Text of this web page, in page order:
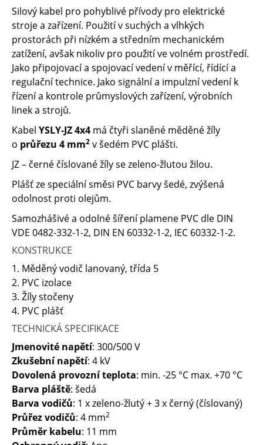
Silový kabel pro pohyblivé přívody pro elektrické
stroje a zařízení. Použití v suchých a vlhkých
prostorách při nízkém a středním mechanickém
zatížení, avšak nikoliv pro použití ve volném prostředí.
Jako připojovací a spojovací vedení v měřící, řídící a
regulační technice. Jako signální a impulzní vedení k
řízení a kontrole průmyslových zařízení, výrobních
linek a strojů.
Kabel YSLY-JZ 4x4 má čtyři slaněné měděné žíly
o průřezu 4 mm2 v šedém PVC plášti.
JZ – černé číslované žíly se zeleno-žlutou žilou.
Plášť ze speciální směsi PVC barvy šedé, zvýšená
odolnost proti olejům.
Samozhášivé a odolné šíření plamene PVC dle DIN
VDE 0482-332-1-2, DIN EN 60332-1-2, IEC 60332-1-2.
KONSTRUKCE
1. Měděný vodič lanovaný, třída 5
2. PVC izolace
3. Žíly stočeny
4. PVC plášť
TECHNICKÁ SPECIFIKACE
Jmenovité napětí: 300/500 V
Zkušební napětí: 4 kV
Dovolená provozní teplota: min. -25 °C max. +70 °C
Barva pláště: šedá
Barva vodičů: 1 x zeleno-žlutý + 3 x černý (číslovaný)
Průřez vodičů: 4 mm2
Průměr kabelu: 11 mm